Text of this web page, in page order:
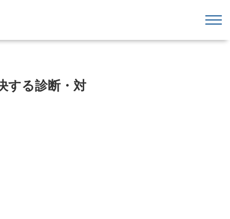
する診断・対